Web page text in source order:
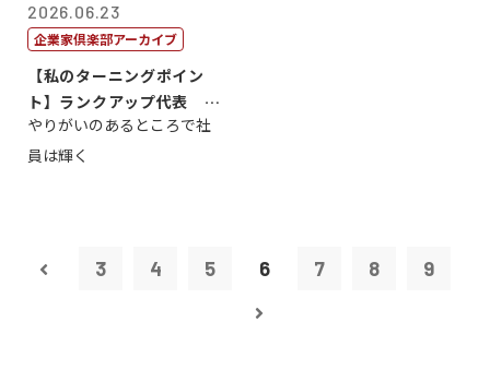
2026.06.23
企業家倶楽部アーカイブ
【私のターニングポイン
ト】ランクアップ代表 岩
崎裕美子
やりがいのあるところで社
員は輝く
3 4 5 6 7 8 9